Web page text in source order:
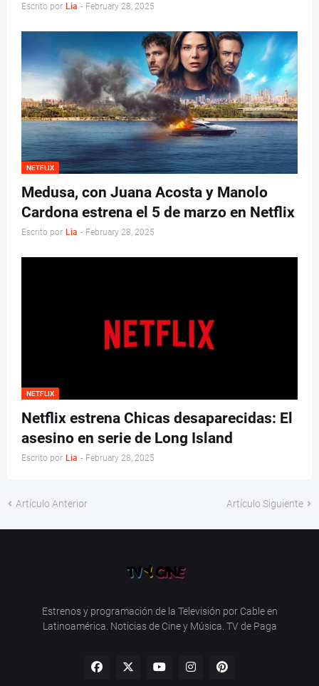
Escrito por Lia - February 28, 2025
NETFLIX
Medusa, con Juana Acosta y Manolo
Cardona estrena el 5 de marzo en Netflix
Escrito por Lia - February 28, 2025
NETFLIX
Netflix estrena Chicas desaparecidas: El
asesino en serie de Long Island
Escrito por Lia - February 28, 2025
Artículo Anterior Artículo Siguiente
Estrenos y programación de la Televisión por Cable en
Latinoamérica. Noticias de Cine y Música. TV de Paga